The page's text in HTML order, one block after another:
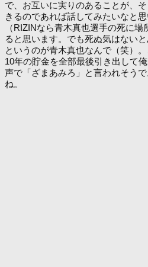
で、お互いに実りのあることが、
きるのであれば話してみたいなと思
（RIZINなら青木真也選手の死に
ると思います。でも死ぬ気はない
というのが青木真也なんで（笑）
10年の貯金を全部最後引き出して
声で「ざまあみろ」と言われそう
ね。